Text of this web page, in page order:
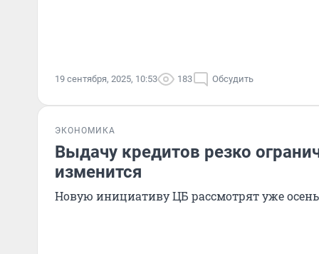
19 сентября, 2025, 10:53 183 Обсудить
ЭКОНОМИКА
Выдачу кредитов резко
изменится
Новую инициативу ЦБ рассмотрят уже